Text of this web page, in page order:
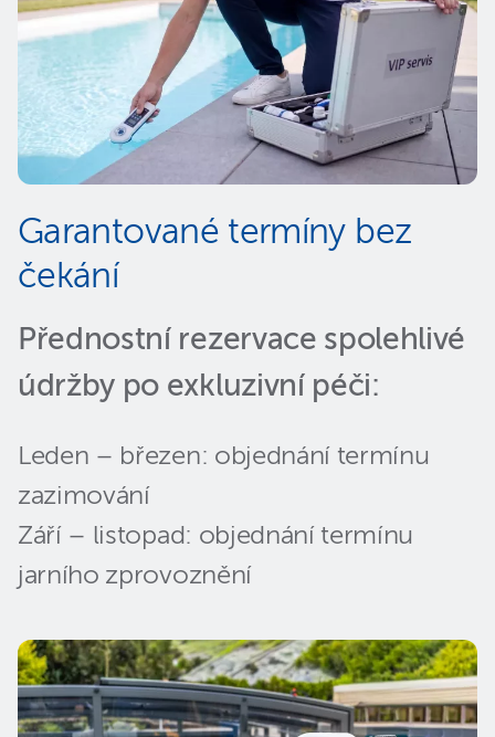
Garantované termíny bez
čekání
Přednostní rezervace spolehlivé
údržby po exkluzivní péči:
Leden – březen: objednání termínu
zazimování
Září – listopad: objednání termínu
jarního zprovoznění